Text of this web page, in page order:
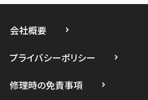
スマホスピタル たまプラーザ駅前
スマホスピタル 登戸・向ヶ丘遊園
会社概要
プライバシーポリシー
修理時の免責事項